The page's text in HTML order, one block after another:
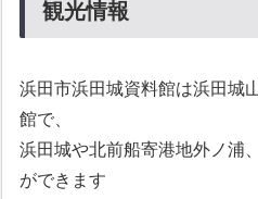
観光情報
浜田市浜田城資料館は浜田城
館で、
浜田城や北前船寄港地外ノ浦
ができます